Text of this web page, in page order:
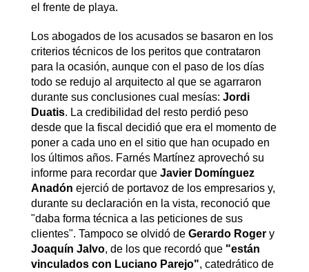
el frente de playa.
Los abogados de los acusados se basaron en los
criterios técnicos de los peritos que contrataron
para la ocasión, aunque con el paso de los días
todo se redujo al arquitecto al que se agarraron
durante sus conclusiones cual mesías: Jordi
Duatis. La credibilidad del resto perdió peso
desde que la fiscal decidió que era el momento de
poner a cada uno en el sitio que han ocupado en
los últimos años. Farnés Martínez aprovechó su
informe para recordar que Javier Domínguez
Anadón ejerció de portavoz de los empresarios y,
durante su declaración en la vista, reconoció que
"daba forma técnica a las peticiones de sus
clientes". Tampoco se olvidó de Gerardo Rogery
Joaquín Jalvo, de los que recordó que "están
vinculados con Luciano Parejo", catedrático de